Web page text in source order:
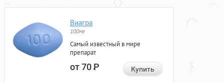
Виагра
100мг
Самый известный в мире
препарат
от 70Р Купить